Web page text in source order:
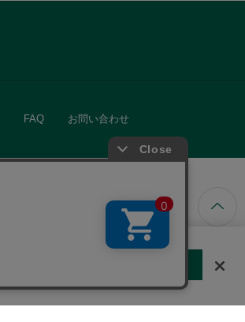
FAQ お問い合わせ